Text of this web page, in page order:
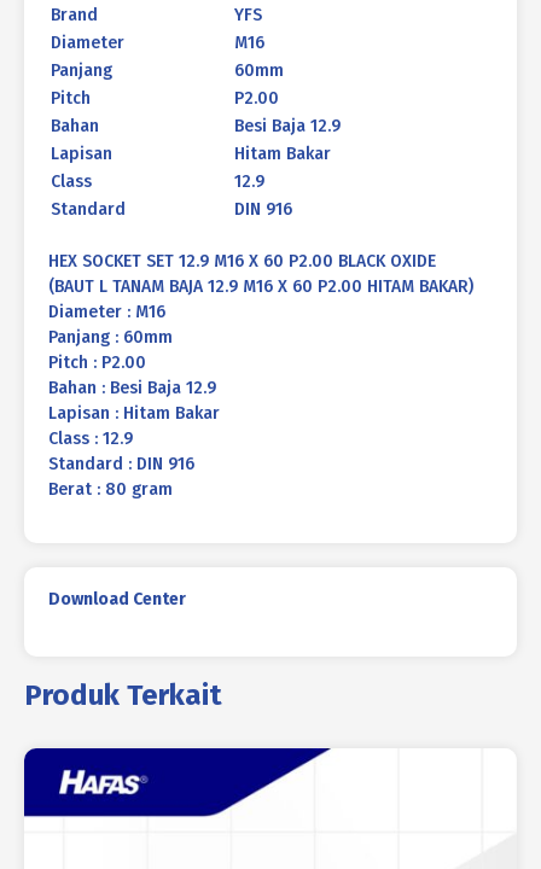
Brand
YFS
Diameter
M16
Panjang
60mm
Pitch
P2.00
Bahan
Besi Baja 12.9
Lapisan
Hitam Bakar
Class
12.9
Standard
DIN 916
HEX SOCKET SET 12.9 M16 X 60 P2.00 BLACK OXIDE
(BAUT L TANAM BAJA 12.9 M16 X 60 P2.00 HITAM BAKAR)
Diameter : M16
Panjang : 60mm
Pitch : P2.00
Bahan : Besi Baja 12.9
Lapisan : Hitam Bakar
Class : 12.9
Standard : DIN 916
Berat : 80 gram
Download Center
Produk Terkait